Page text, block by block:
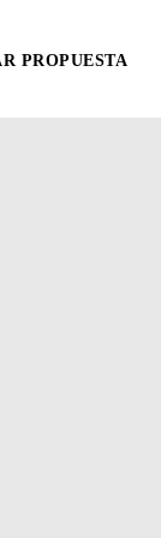
PROPUESTA